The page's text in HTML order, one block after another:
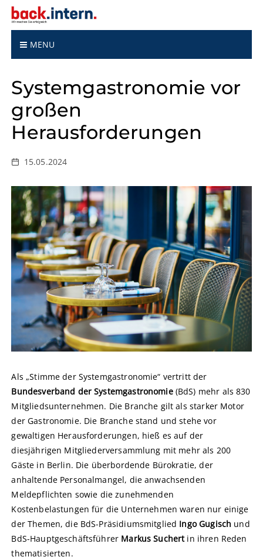
MENU
Systemgastronomie vor
großen
Herausforderungen
15.05.2024
Als „Stimme der Systemgastronomie“ vertritt der
Bundesverband der Systemgastronomie(BdS) mehr als 830
Mitgliedsunternehmen. Die Branche gilt als starker Motor
der Gastronomie. Die Branche stand und stehe vor
gewaltigen Herausforderungen, hieß es auf der
diesjährigen Mitgliederversammlung mit mehr als 200
Gäste in Berlin. Die überbordende Bürokratie, der
anhaltende Personalmangel, die anwachsenden
Meldepflichten sowie die zunehmenden
Kostenbelastungen für die Unternehmen waren nur einige
der Themen, die BdS-Präsidiumsmitglied Ingo Gugisch und
BdS-Hauptgeschäftsführer Markus Suchertin ihren Reden
thematisierten.